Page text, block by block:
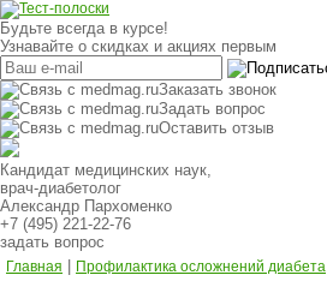
Будьте всегда в курсе!
Узнавайте о скидках и акциях первым
Заказать звонок
Задать вопрос
Оставить отзыв
Кандидат медицинских наук,
врач-диабетолог
Александр Пархоменко
+7 (495) 221-22-76
задать вопрос
Главная Профилактика осложнений диабета